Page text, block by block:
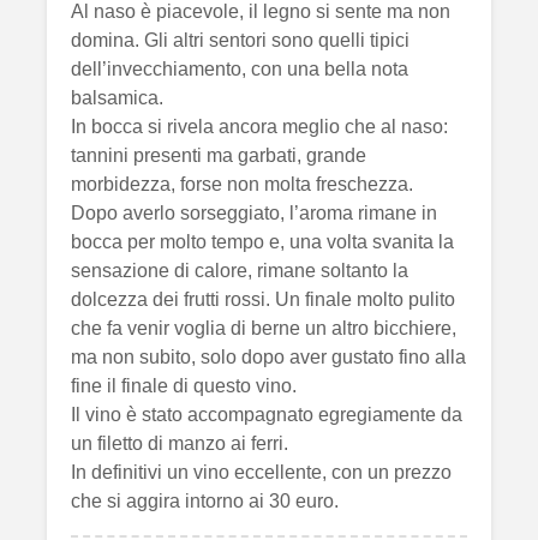
Al naso è piacevole, il legno si sente ma non
domina. Gli altri sentori sono quelli tipici
dell’invecchiamento, con una bella nota
balsamica.
In bocca si rivela ancora meglio che al naso:
tannini presenti ma garbati, grande
morbidezza, forse non molta freschezza.
Dopo averlo sorseggiato, l’aroma rimane in
bocca per molto tempo e, una volta svanita la
sensazione di calore, rimane soltanto la
dolcezza dei frutti rossi. Un finale molto pulito
che fa venir voglia di berne un altro bicchiere,
ma non subito, solo dopo aver gustato fino alla
fine il finale di questo vino.
Il vino è stato accompagnato egregiamente da
un filetto di manzo ai ferri.
In definitivi un vino eccellente, con un prezzo
che si aggira intorno ai 30 euro.